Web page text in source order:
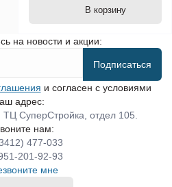
В корзину
на новости и акции:
Подписаться
и согласен с условиями
адрес:
ТЦ СуперСтройка, отдел 105.
нам:
477-033
201-92-93
мне